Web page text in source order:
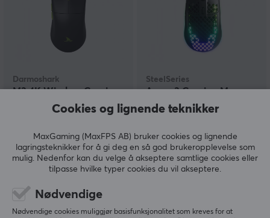
Darmoshark
M3 4K Wireless Gaming
Mus - Svart
(14)
499 kr (799 kr)
SteelSeries
Aerox 3 Gaming Mus -
Onyx Black
(4)
669 kr
Cookies og lignende teknikker
MaxGaming (MaxFPS AB) bruker cookies og lignende
lagringsteknikker for å gi deg en så god brukeropplevelse som
mulig. Nedenfor kan du velge å akseptere samtlige cookies eller
tilpasse hvilke typer cookies du vil akseptere.
Nødvendige
Nødvendige cookies muliggjør basisfunksjonalitet som kreves for at